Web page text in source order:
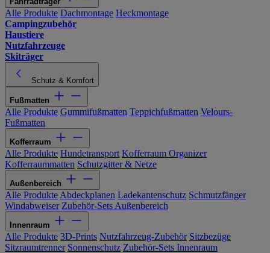
Alle Produkte Dachmontage Heckmontage
Campingzubehör
Haustiere
Nutzfahrzeuge
Skiträger
Schutz & Komfort
Fußmatten
Alle Produkte Gummifußmatten Teppichfußmatten Velours-
Fußmatten
Kofferraum
Alle Produkte Hundetransport Kofferraum Organizer
Kofferraummatten Schutzgitter & Netze
Außenbereich
Alle Produkte Abdeckplanen Ladekantenschutz Schmutzfänger
Windabweiser Zubehör-Sets Außenbereich
Innenraum
Alle Produkte 3D-Prints Nutzfahrzeug-Zubehör Sitzbezüge
Sitzraumtrenner Sonnenschutz Zubehör-Sets Innenraum